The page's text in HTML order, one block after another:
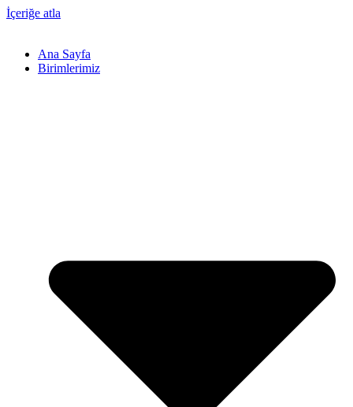
İçeriğe atla
Ana Sayfa
Birimlerimiz